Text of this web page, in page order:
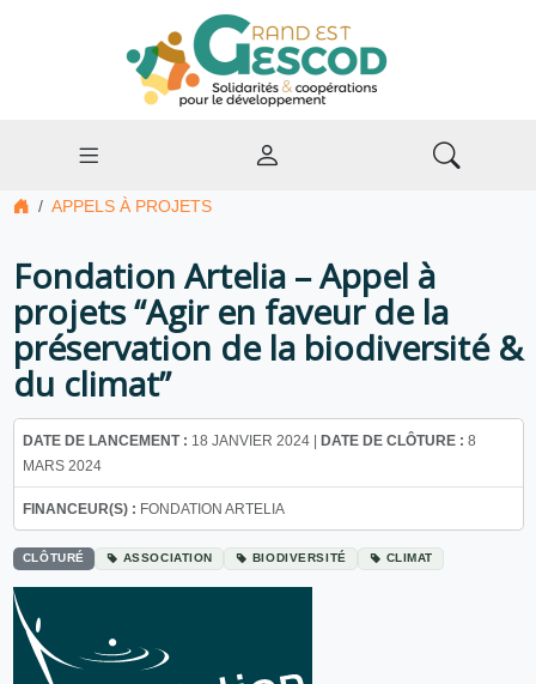
APPELS À PROJETS
Fondation Artelia – Appel à
projets “Agir en faveur de la
préservation de la biodiversité &
du climat”
DATE DE LANCEMENT : 18 JANVIER 2024 | DATE DE CLÔTURE : 8
MARS 2024
FINANCEUR(S) : FONDATION ARTELIA
CLÔTURÉ ASSOCIATION BIODIVERSITÉ CLIMAT